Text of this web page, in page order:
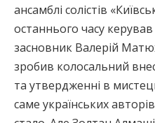
ансамблі солістів
останнього часу
засновник Валерій
зробив колосальний
та утвердженні в
саме українських